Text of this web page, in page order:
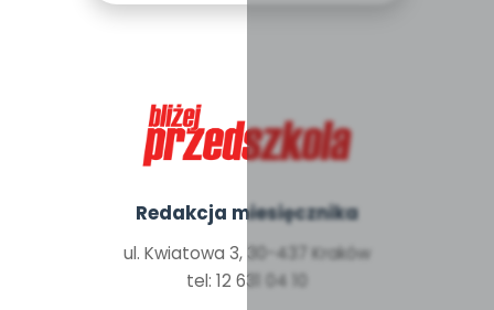
Redakcja miesięcznika
ul. Kwiatowa 3, 30-437 Kraków
tel: 12 631 04 10